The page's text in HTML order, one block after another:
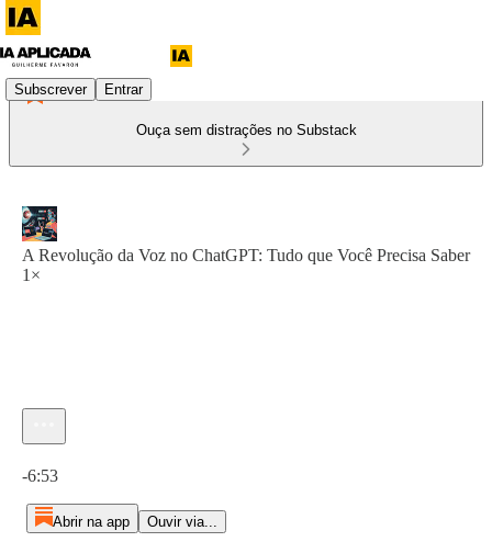
Subscrever Entrar
Ouça sem distrações no Substack
A Revolução da Voz no ChatGPT: Tudo que Você Precisa Saber
1×
-6:53
Abrir na app Ouvir via...